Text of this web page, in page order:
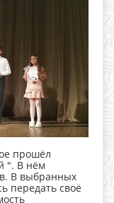
прошёл
". В нём
В выбранных
передать своё